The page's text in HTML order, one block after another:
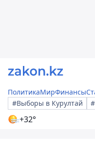
ПолитикаМирФинансы
#Выборы в Курултай
+32°